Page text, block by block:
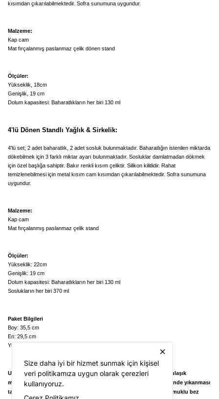
kısımdan çıkarılabilmektedir. Sofra sunumuna uygundur.
Malzeme:
Kap cam
Mat fırçalanmış paslanmaz çelik dönen stand
Ölçüler:
Yükseklik, 18cm
Genişlik, 19 cm
Dolum kapasitesi: Baharatlıkların her biri 130 ml
4'lü Dönen Standlı Yağlık & Sirkelik:
4'lü set; 2 adet baharatlık, 2 adet sosluk bulunmaktadır. Baharatlığın istenilen miktarda
dökebilmek için 3 farklı miktar ayarı bulunmaktadır. Sosluklar damlatmadan dökmek
için özel başlığa sahiptir. Bakır renkli kısım çeliktir. Silikon kilitlidir. Rahat
temizlenebilmesi için metal kısım cam kısımdan çıkarılabilmektedir. Sofra sunumuna
uygundur.
Malzeme:
Kap cam
Mat fırçalanmış paslanmaz çelik stand
Ölçüler:
Yükseklik: 22cm
Genişlik: 19 cm
Dolum kapasitesi: Baharatlıkların her biri 130 ml
Soslukların her biri 370 ml
Paket Bilgileri
Boy: 35,5 cm
En: 29,5 cm
Yükseklik: 31,5 cm
Uyarı: Metal kısım ile cam kısım ayrıldıktan sonra cam bölümü bulaşık
makinasında kullanıma uygundur. Metal kısmın bulaşık makinesinde yıkanması
tavsiye edilmez. Kimyasal ürün ve telli sünger kullanılmadan, pamuklu bez
close
Size daha iyi bir hizmet sunmak için kişisel
veri politikamıza uygun olarak çerezleri
kullanıyoruz.